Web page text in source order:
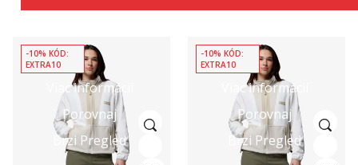
Viac informácií
Porovnaj
Brzi Pregled
-10% KÓD:
EXTRA10
Viac informácií
Porovnaj
Brzi Pregled
-10% KÓD:
EXTRA10